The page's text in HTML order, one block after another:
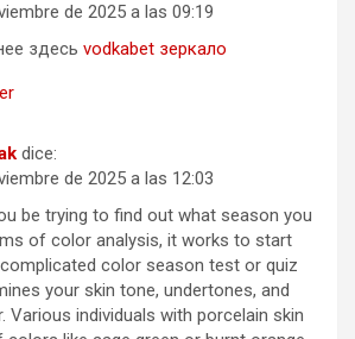
de 2025 a las 09:19
здесь vodkabet зеркало
dice:
de 2025 a las 12:03
be trying to find out what season you
of color analysis, it works to start
color season test or quiz
your skin tone, undertones, and
Various individuals with porcelain skin